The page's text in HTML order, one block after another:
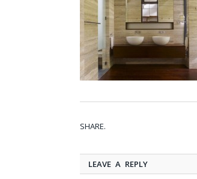
SHARE.
LEAVE A REPLY